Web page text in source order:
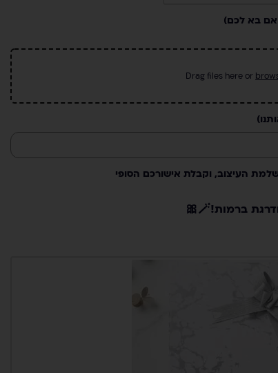
אם בא לכם)
Drag files here or
העיצוב, וקבלת אישורכם הסופי
ברמות!🪄🎀